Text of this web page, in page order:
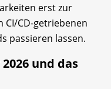
erst zur
CI/CD-getriebenen
passieren lassen.
und das